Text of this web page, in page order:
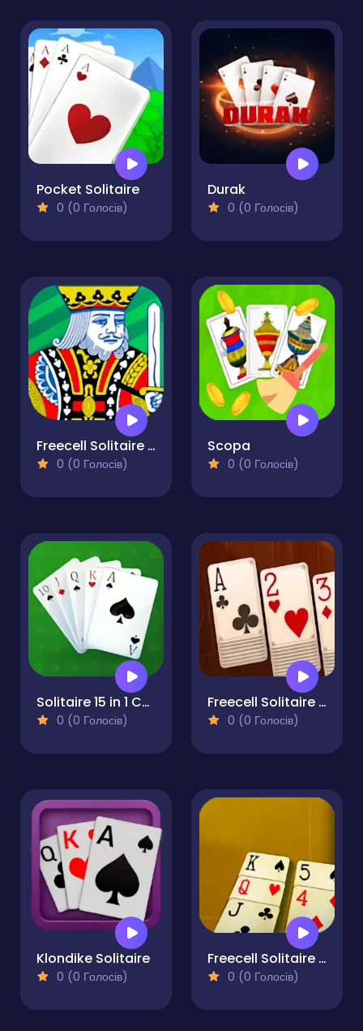
Pocket Solitaire
0 (0 Голосів)
Durak
0 (0 Голосів)
Freecell Solitaire Deluxe
0 (0 Голосів)
Scopa
0 (0 Голосів)
Solitaire 15 in 1 Collection
0 (0 Голосів)
Freecell Solitaire Free
0 (0 Голосів)
Klondike Solitaire
0 (0 Голосів)
Freecell Solitaire Cards
0 (0 Голосів)